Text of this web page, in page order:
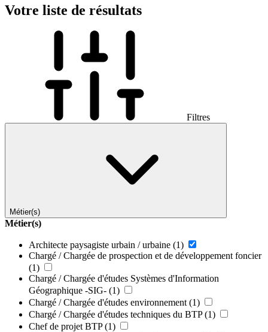
Votre liste de résultats
Filtres
Métier(s)
Métier(s)
Architecte paysagiste urbain / urbaine (1)
Chargé / Chargée de prospection et de développement foncier
(1)
Chargé / Chargée d'études Systèmes d'Information
Géographique -SIG- (1)
Chargé / Chargée d'études environnement (1)
Chargé / Chargée d'études techniques du BTP (1)
Chef de projet BTP (1)